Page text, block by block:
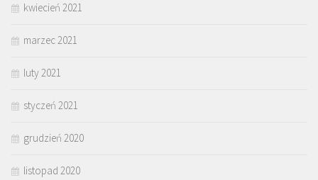
kwiecień 2021
marzec 2021
luty 2021
styczeń 2021
grudzień 2020
listopad 2020